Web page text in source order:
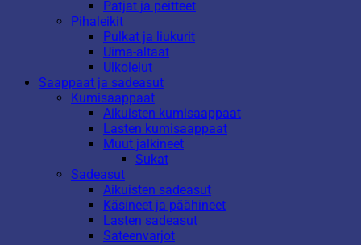
Patjat ja peitteet
Pihaleikit
Pulkat ja liukurit
Uima-altaat
Ulkolelut
Saappaat ja sadeasut
Kumisaappaat
Aikuisten kumisaappaat
Lasten kumisaappaat
Muut jalkineet
Sukat
Sadeasut
Aikuisten sadeasut
Käsineet ja päähineet
Lasten sadeasut
Sateenvarjot